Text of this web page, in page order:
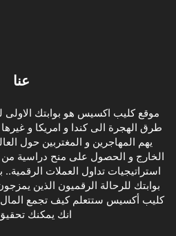
عنا
موقع كليب اكسيس هو بوابتك
طرق الهجرة الى كندا و امريكا و غيرها
يهم المهاجرين و المغتربين حول
الخارج و الحصول على منح دراسية من
استراتيجيات تداول العملات
بوابتك للرحالة الرقميون الذين
كليب أكسيس ستتعلم كيف تجمع
انك يمكنك